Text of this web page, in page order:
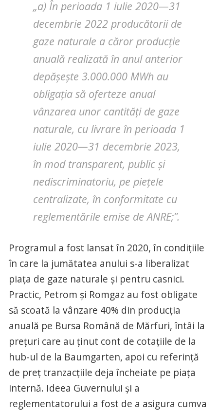
„a) În perioada 1 iulie 2020—31
decembrie 2022 producătorii de
gaze naturale a căror producție
anuală realizată în anul anterior
depășește 3.000.000 MWh au
obligația să oferteze anual
vânzarea unor cantități de gaze
naturale, cu livrare în perioada 1
iulie 2020—31 decembrie 2023,
în mod transparent, public și
nediscriminatoriu, pe piețele
centralizate, în conformitate cu
reglementările emise de ANRE;”.
Programul a fost lansat în 2020, în condițiile
în care la jumătatea anului s-a liberalizat
piața de gaze naturale și pentru casnici.
Practic, Petrom și Romgaz au fost obligate
să scoată la vânzare 40% din producția
anuală pe Bursa Română de Mărfuri, întâi la
prețuri care au ținut cont de cotațiile de la
hub-ul de la Baumgarten, apoi cu referință
de preț tranzacțiile deja încheiate pe piața
internă. Ideea Guvernului și a
reglementatorului a fost de a asigura cumva